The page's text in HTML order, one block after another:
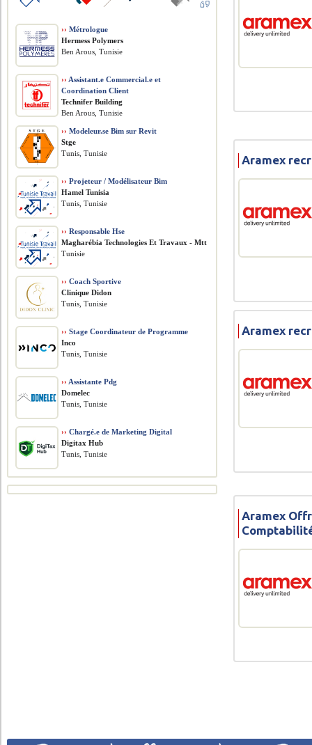
Aramex
Aramex
Aramex
›› Métrologue
Hermess Polymers
Ben Arous, Tunisie
›› Assistant.e Commercial.e et
Coordination Client
Technifer Building
Ben Arous, Tunisie
›› Modeleur.se Bim sur Revit
Stge
Tunis, Tunisie
›› Projeteur / Modélisateur Bim
Hamel Tunisia
Tunis, Tunisie
›› Responsable Hse
Magharébia Technologies Et Travaux - Mtt
Tunisie
›› Coach Sportive
Clinique Didon
Tunis, Tunisie
›› Stage Coordinateur de Programme
Inco
Tunis, Tunisie
›› Assistante Pdg
Domelec
Tunis, Tunisie
›› Chargé.e de Marketing Digital
Digitax Hub
Tunis, Tunisie